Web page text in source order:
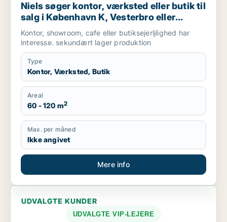
Niels søger kontor, værksted eller butik til
salg i København K, Vesterbro eller
Frederiksberg m.fl.
Kontor, showroom, cafe eller butiksejerljlighed har
interesse. sekundært lager produktion
Type
Kontor, Værksted, Butik
Areal
60 - 120 m2
Max. per måned
Ikke angivet
Mere info
UDVALGTE KUNDER
UDVALGTE VIP-LEJERE